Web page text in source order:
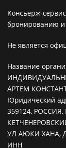
Консьерж-
бронированию и
Не является
Название
АРТЕМ
Юридический
359124,
УЛ АЮКИ ХАНА, Д
ИНН